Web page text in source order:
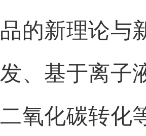
品的新理论与
发、基于离子
二氧化碳转化